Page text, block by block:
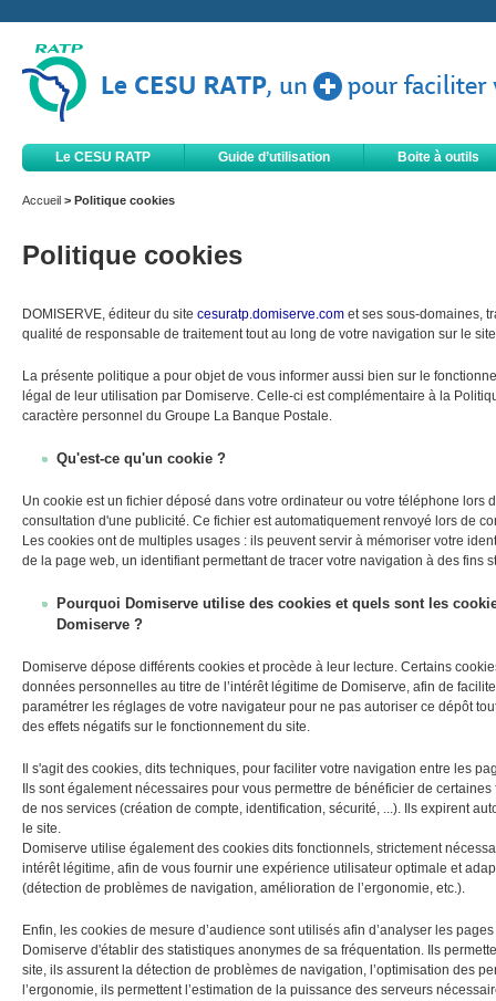
Accueil > Politique cookies
Politique cookies
DOMISERVE, éditeur du site cesuratp.domiserve.com et ses sous-domaines,
qualité de responsable de traitement tout au long de votre navigation sur le
La présente politique a pour objet de vous informer aussi bien sur le
légal de leur utilisation par Domiserve. Celle-ci est complémentaire à la
caractère personnel du Groupe La Banque Postale.
Qu'est-ce qu'un cookie ?
Un cookie est un fichier déposé dans votre ordinateur ou votre téléphone lors
consultation d'une publicité. Ce fichier est automatiquement renvoyé lors de
Les cookies ont de multiples usages : ils peuvent servir à mémoriser votre
de la page web, un identifiant permettant de tracer votre navigation à des fins
Pourquoi Domiserve utilise des cookies et quels sont les
Domiserve ?
Domiserve dépose différents cookies et procède à leur lecture. Certains
données personnelles au titre de l’intérêt légitime de Domiserve, afin de
paramétrer les réglages de votre navigateur pour ne pas autoriser ce dépôt
des effets négatifs sur le fonctionnement du site.
Il s'agit des cookies, dits techniques, pour faciliter votre navigation entre les
Ils sont également nécessaires pour vous permettre de bénéficier de
de nos services (création de compte, identification, sécurité, ...). Ils expirent
le site.
Domiserve utilise également des cookies dits fonctionnels, strictement
intérêt légitime, afin de vous fournir une expérience utilisateur optimale et
(détection de problèmes de navigation, amélioration de l’ergonomie, etc.).
Enfin, les cookies de mesure d’audience sont utilisés afin d’analyser les
Domiserve d'établir des statistiques anonymes de sa fréquentation. Ils
site, ils assurent la détection de problèmes de navigation, l’optimisation des
l’ergonomie, ils permettent l’estimation de la puissance des serveurs
Le CESU RATP Guide d’utilisation Boite à outils